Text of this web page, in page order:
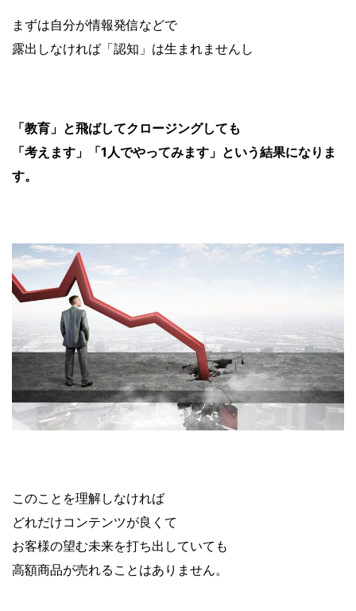
まずは自分が情報発信などで
露出しなければ「認知」は生まれませんし
「教育」と飛ばしてクロージングしても
「考えます」「1人でやってみます」という結果になりま
す。
このことを理解しなければ
どれだけコンテンツが良くて
お客様の望む未来を打ち出していても
高額商品が売れることはありません。